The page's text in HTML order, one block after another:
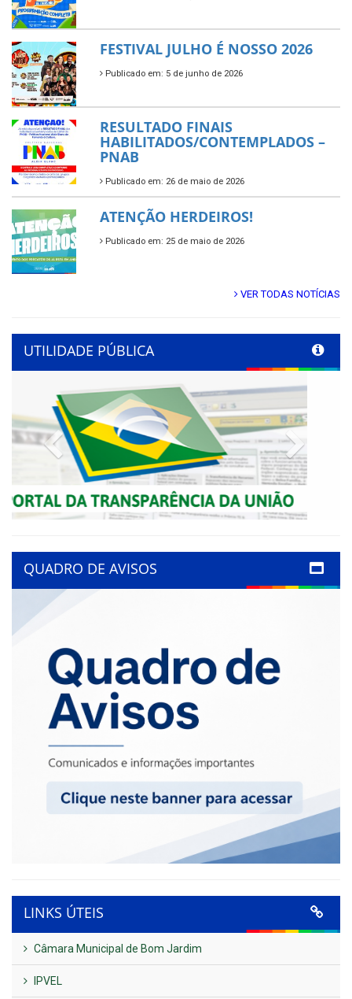
FESTIVAL JULHO É NOSSO 2026
Publicado em: 5 de junho de 2026
RESULTADO FINAIS
HABILITADOS/CONTEMPLADOS –
PNAB
Publicado em: 26 de maio de 2026
ATENÇÃO HERDEIROS!
Publicado em: 25 de maio de 2026
VER TODAS NOTÍCIAS
UTILIDADE PÚBLICA
Previous
QUADRO DE AVISOS
LINKS ÚTEIS
Câmara Municipal de Bom Jardim
IPVEL